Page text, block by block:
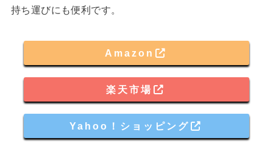
持ち運びにも便利です。
Amazon
楽天市場
Yahoo！ショッピング